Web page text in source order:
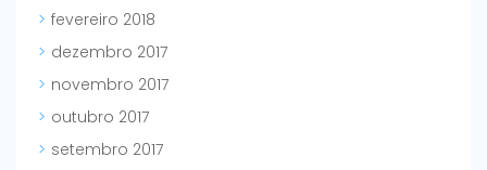
fevereiro 2018
dezembro 2017
novembro 2017
outubro 2017
setembro 2017